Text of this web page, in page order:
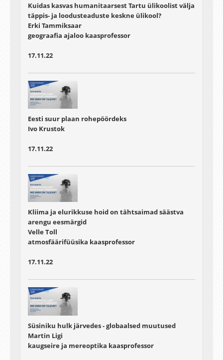
Kuidas kasvas humanitaarsest Tartu ülikoolist välja
täppis- ja loodusteaduste keskne ülikool?
Erki Tammiksaar
geograafia ajaloo kaasprofessor
17.11.22
Eesti suur plaan rohepöördeks
Ivo Krustok
17.11.22
Kliima ja elurikkuse hoid on tähtsaimad säästva
arengu eesmärgid
Velle Toll
atmosfäärifüüsika kaasprofessor
17.11.22
Süsiniku hulk järvedes - globaalsed muutused
Martin Ligi
kaugseire ja mereoptika kaasprofessor